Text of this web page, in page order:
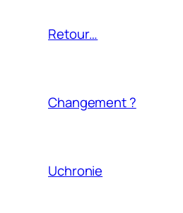
Retour…
Changement ?
Uchronie